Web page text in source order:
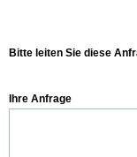
Bitte leiten Sie diese
Ihre Anfrage